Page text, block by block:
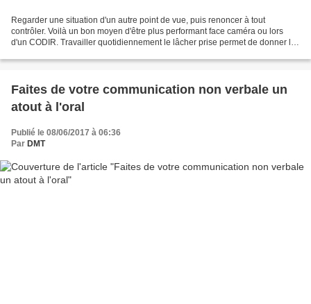
Regarder une situation d'un autre point de vue, puis renoncer à tout
contrôler. Voilà un bon moyen d'être plus performant face caméra ou lors
d'un CODIR. Travailler quotidiennement le lâcher prise permet de donner le
Faites de votre communication non verbale un
atout à l'oral
Publié le 08/06/2017 à 06:36
Par DMT